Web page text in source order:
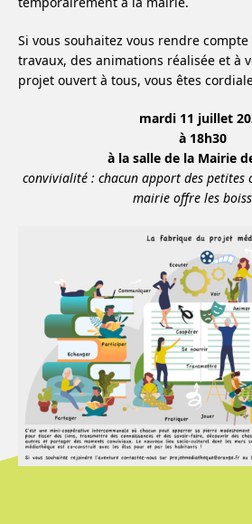
Si vous souhaitez vous rendre compte
travaux, des animations réalisée et à
projet ouvert à tous, vous êtes
mardi 11 juillet
à 18h30
à la salle de la Mairie
convivialité : chacun apport des petites
mairie offre les